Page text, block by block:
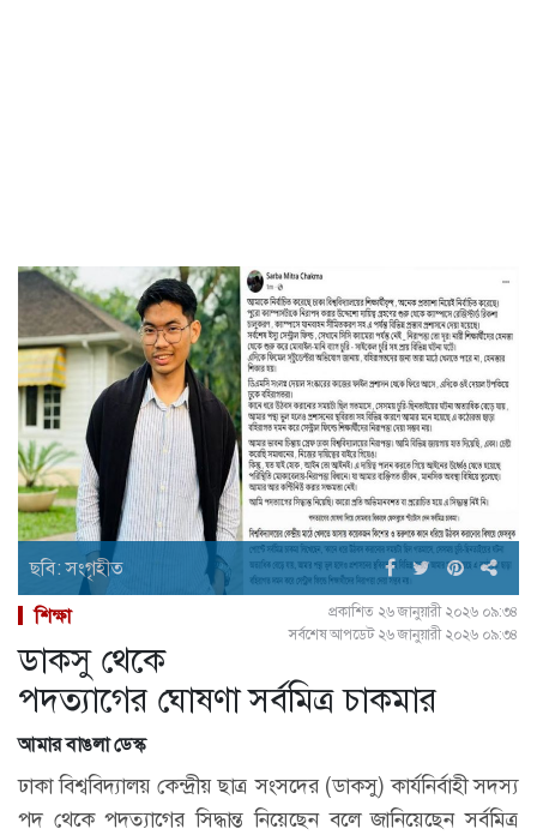
ছবি: সংগৃহীত
শিক্ষা
প্রকাশিত ২৬ জানুয়ারী ২০২৬ ০৯:৩৪
সর্বশেষ আপডেট ২৬ জানুয়ারী ২০২৬ ০৯:৩৪
ডাকসু থেকে
পদত্যাগের ঘোষণা সর্বমিত্র চাকমার
আমার বাঙলা ডেস্ক
ঢাকা বিশ্ববিদ্যালয় কেন্দ্রীয় ছাত্র সংসদের (ডাকসু) কার্যনির্বাহী সদস্য
পদ থেকে পদত্যাগের সিদ্ধান্ত নিয়েছেন বলে জানিয়েছেন সর্বমিত্র